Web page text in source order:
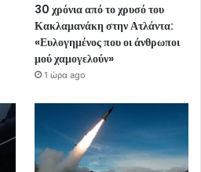
30 χρόνια από το χρυσό του
Κακλαμανάκη στην Ατλάντα:
«Ευλογημένος που οι άνθρωποι
μού χαμογελούν»
1 ώρα ago